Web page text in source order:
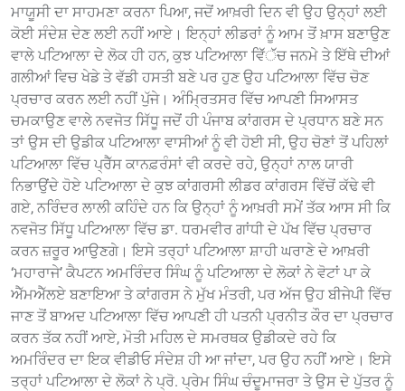
ਮਾਯੂਸੀ ਦਾ ਸਾਹਮਣਾ ਕਰਨਾ ਪਿਆ, ਜਦੋਂ ਆਖ਼ਰੀ ਦਿਨ ਵੀ ਉਹ ਉਨ੍ਹਾਂ ਲਈ
ਕੋਈ ਸੰਦੇਸ਼ ਦੇਣ ਲਈ ਨਹੀਂ ਆਏ। ਇਨ੍ਹਾਂ ਲੀਡਰਾਂ ਨੂੰ ਆਮ ਤੋਂ ਖ਼ਾਸ ਬਣਾਉਣ
ਵਾਲੇ ਪਟਿਆਲਾ ਦੇ ਲੋਕ ਹੀ ਹਨ, ਕੁਝ ਪਟਿਆਲਾ ਵਿੱੱੱੱਚ ਜਨਮੇ ਤੇ ਇੱਥੇ ਦੀਆਂ
ਗਲੀਆਂ ਵਿਚ ਖੇਡੇ ਤੇ ਵੱਡੀ ਹਸਤੀ ਬਣੇ ਪਰ ਹੁਣ ਉਹ ਪਟਿਆਲਾ ਵਿੱਚ ਚੋਣ
ਪ੍ਰਚਾਰ ਕਰਨ ਲਈ ਨਹੀਂ ਪੁੱਜੇ। ਅੰਮ੍ਰਿਤਸਰ ਵਿੱਚ ਆਪਣੀ ਸਿਆਸਤ
ਚਮਕਾਉਣ ਵਾਲੇ ਨਵਜੋਤ ਸਿੱਧੂ ਜਦੋਂ ਹੀ ਪੰਜਾਬ ਕਾਂਗਰਸ ਦੇ ਪ੍ਰਧਾਨ ਬਣੇ ਸਨ
ਤਾਂ ਉਸ ਦੀ ਉਡੀਕ ਪਟਿਆਲਾ ਵਾਸੀਆਂ ਨੂੰ ਵੀ ਹੋਈ ਸੀ, ਉਹ ਚੋਣਾਂ ਤੋਂ ਪਹਿਲਾਂ
ਪਟਿਆਲਾ ਵਿੱਚ ਪ੍ਰੈੱਸ ਕਾਨਫ਼ਰੰਸਾਂ ਵੀ ਕਰਦੇ ਰਹੇ, ਉਨ੍ਹਾਂ ਨਾਲ ਯਾਰੀ
ਨਿਭਾਉਂਦੇ ਹੋਏ ਪਟਿਆਲਾ ਦੇ ਕੁਝ ਕਾਂਗਰਸੀ ਲੀਡਰ ਕਾਂਗਰਸ ਵਿੱਚੋਂ ਕੱਢੇ ਵੀ
ਗਏ, ਨਰਿੰਦਰ ਲਾਲੀ ਕਹਿੰਦੇ ਹਨ ਕਿ ਉਨ੍ਹਾਂ ਨੂੰ ਆਖ਼ਰੀ ਸਮੇਂ ਤੱਕ ਆਸ ਸੀ ਕਿ
ਨਵਜੋਤ ਸਿੱਧੂ ਪਟਿਆਲਾ ਵਿੱਚ ਡਾ. ਧਰਮਵੀਰ ਗਾਂਧੀ ਦੇ ਪੱਖ ਵਿੱਚ ਪ੍ਰਚਾਰ
ਕਰਨ ਜ਼ਰੂਰ ਆਉਣਗੇ। ਇਸੇ ਤਰ੍ਹਾਂ ਪਟਿਆਲਾ ਸ਼ਾਹੀ ਘਰਾਣੇ ਦੇ ਆਖ਼ਰੀ
‘ਮਹਾਰਾਜੇ’ ਕੈਪਟਨ ਅਮਰਿੰਦਰ ਸਿੰਘ ਨੂੰ ਪਟਿਆਲਾ ਦੇ ਲੋਕਾਂ ਨੇ ਵੋਟਾਂ ਪਾ ਕੇ
ਐੱਮਐੱਲਏ ਬਣਾਇਆ ਤੇ ਕਾਂਗਰਸ ਨੇ ਮੁੱਖ ਮੰਤਰੀ, ਪਰ ਅੱਜ ਉਹ ਬੀਜੇਪੀ ਵਿੱਚ
ਜਾਣ ਤੋਂ ਬਾਅਦ ਪਟਿਆਲਾ ਵਿੱਚ ਆਪਣੀ ਹੀ ਪਤਨੀ ਪ੍ਰਨੀਤ ਕੌਰ ਦਾ ਪ੍ਰਚਾਰ
ਕਰਨ ਤੱਕ ਨਹੀਂ ਆਏ, ਮੋਤੀ ਮਹਿਲ ਦੇ ਸਮਰਥਕ ਉਡੀਕਦੇ ਰਹੇ ਕਿ
ਅਮਰਿੰਦਰ ਦਾ ਇਕ ਵੀਡੀਓ ਸੰਦੇਸ਼ ਹੀ ਆ ਜਾਂਦਾ, ਪਰ ਉਹ ਨਹੀਂ ਆਏ। ਇਸੇ
ਤਰ੍ਹਾਂ ਪਟਿਆਲਾ ਦੇ ਲੋਕਾਂ ਨੇ ਪ੍ਰੋ. ਪ੍ਰੇਮ ਸਿੰਘ ਚੰਦੂਮਾਜਰਾ ਤੇ ਉਸ ਦੇ ਪੁੱਤਰ ਨੂੰ